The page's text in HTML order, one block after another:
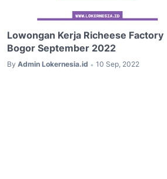
Lowongan Kerja Richeese Factory
Bogor September 2022
By Admin Lokernesia.id • 10 Sep, 2022